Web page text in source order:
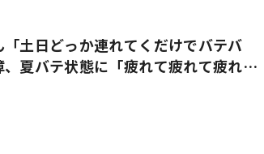
土日どっか連れてくだけでバテバ
夏バテ状態に「疲れて疲れて疲れ果